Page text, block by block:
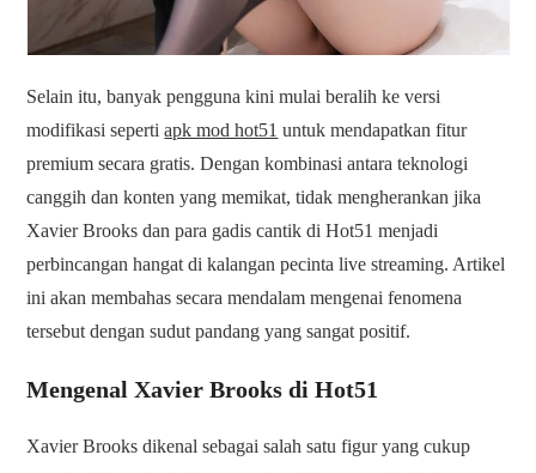
Selain itu, banyak pengguna kini mulai beralih ke versi
modifikasi sepertiapk mod hot51 untuk mendapatkan fitur
premium secara gratis. Dengan kombinasi antara teknologi
canggih dan konten yang memikat, tidak mengherankan jika
Xavier Brooks dan para gadis cantik di Hot51 menjadi
perbincangan hangat di kalangan pecinta live streaming. Artikel
ini akan membahas secara mendalam mengenai fenomena
tersebut dengan sudut pandang yang sangat positif.
Mengenal Xavier Brooks di Hot51
Xavier Brooks dikenal sebagai salah satu figur yang cukup